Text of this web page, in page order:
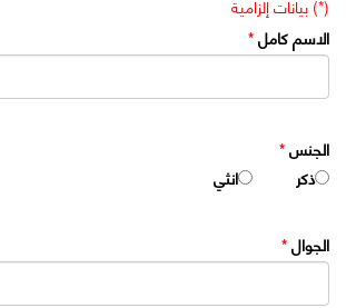
(*) بيانات إلزامية
الاسم كامل *
الجنس *
ذكر
انثي
الجوال *